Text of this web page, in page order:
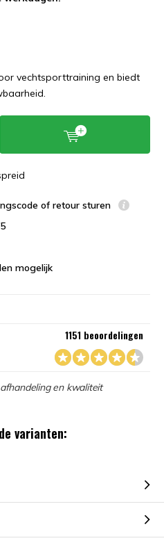
vechtsporttraining en biedt
of retour sturen
mogelijk
1151 beoordelingen
en kwaliteit
varianten: